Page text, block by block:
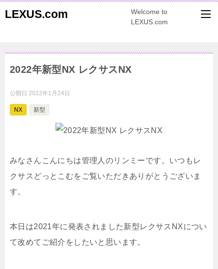
LEXUS.com
Welcome to
LEXUS.com
2022年新型NX レクサスNX
公開日:2022年1月24日
NX 新型
みなさんこんにちは管理人のリンミーです。いつもレ
クサスどっとこむをご覧いただきありがとうございま
す。
本日は2021年に発表されました新型レクサスNXについ
て改めてご紹介をしたいと思います。